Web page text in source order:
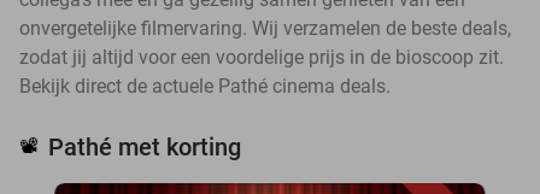
onvergetelijke filmervaring. Wij verzamelen de beste deals,
zodat jij altijd voor een voordelige prijs in de bioscoop zit.
Bekijk direct de actuele Pathé cinema deals.
📽️ Pathé met korting